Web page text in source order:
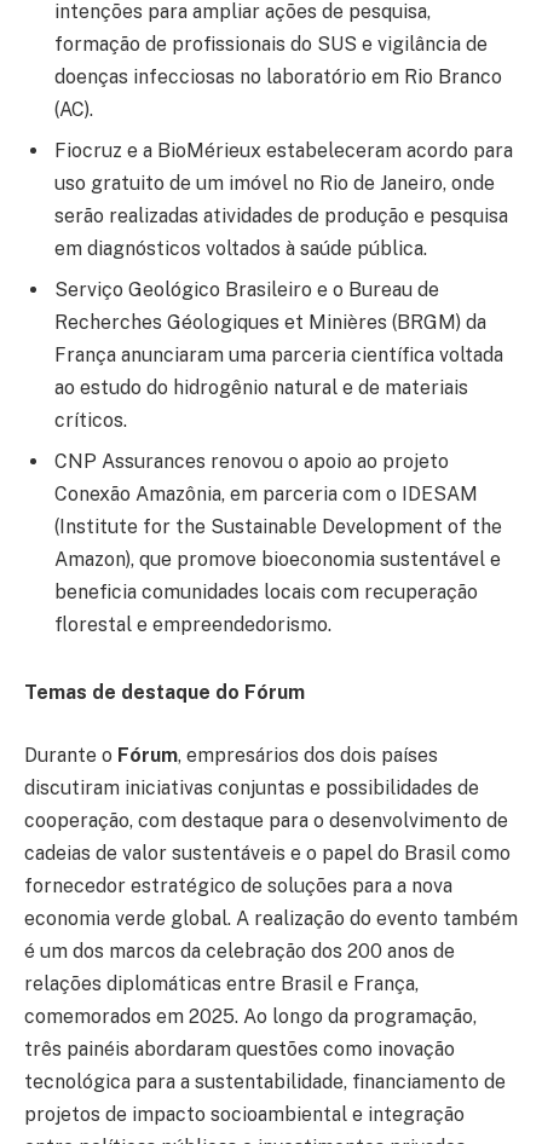
intenções para ampliar ações de pesquisa,
formação de profissionais do SUS e vigilância de
doenças infecciosas no laboratório em Rio Branco
(AC).
Fiocruz e a BioMérieux estabeleceram acordo para
uso gratuito de um imóvel no Rio de Janeiro, onde
serão realizadas atividades de produção e pesquisa
em diagnósticos voltados à saúde pública.
Serviço Geológico Brasileiro e o Bureau de
Recherches Géologiques et Minières (BRGM) da
França anunciaram uma parceria científica voltada
ao estudo do hidrogênio natural e de materiais
críticos.
CNP Assurances renovou o apoio ao projeto
Conexão Amazônia, em parceria com o IDESAM
(Institute for the Sustainable Development of the
Amazon), que promove bioeconomia sustentável e
beneficia comunidades locais com recuperação
florestal e empreendedorismo.
Temas de destaque do Fórum
Durante o Fórum, empresários dos dois países
discutiram iniciativas conjuntas e possibilidades de
cooperação, com destaque para o desenvolvimento de
cadeias de valor sustentáveis e o papel do Brasil como
fornecedor estratégico de soluções para a nova
economia verde global. A realização do evento também
é um dos marcos da celebração dos 200 anos de
relações diplomáticas entre Brasil e França,
comemorados em 2025. Ao longo da programação,
três painéis abordaram questões como inovação
tecnológica para a sustentabilidade, financiamento de
projetos de impacto socioambiental e integração